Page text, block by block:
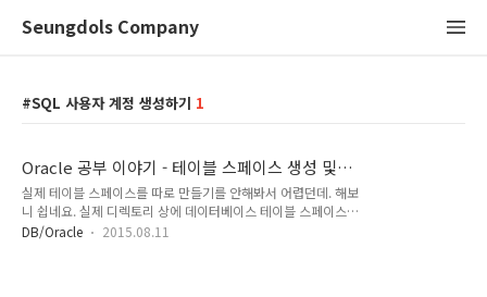
Seungdols Company
SQL 사용자 계정 생성하기 1
Oracle 공부 이야기 - 테이블 스페이스 생성 및
계정 생성
실제 테이블 스페이스를 따로 만들기를 안해봐서 어렵던데. 해보
니 쉽네요. 실제 디렉토리 상에 데이터베이스 테이블 스페이스
파일이 생성 되었네요. CREATE USER 이게 계정 생성 명령입니
DB/Oracle 2015.08.11